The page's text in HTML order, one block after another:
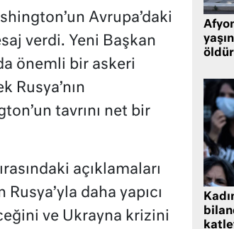
Avrupa’daki
verdi. Yeni Başkan
önemli bir askeri
Rusya’nın
tavrını net bir
açıklamaları
daha yapıcı
ve Ukrayna krizini